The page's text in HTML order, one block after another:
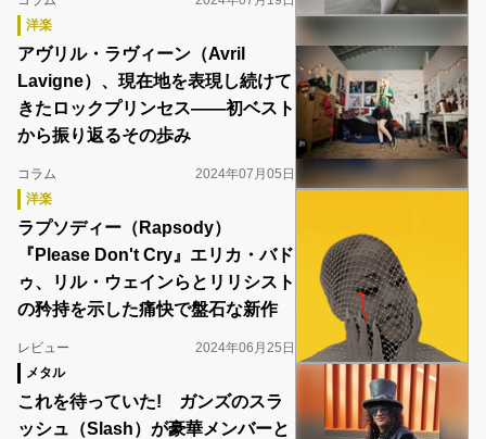
洋楽
アヴリル・ラヴィーン（Avril
Lavigne）、現在地を表現し続けて
きたロックプリンセス――初ベスト
から振り返るその歩み
コラム
2024年07月05日
洋楽
ラプソディー（Rapsody）
『Please Don't Cry』エリカ・バド
ゥ、リル・ウェインらとリリシスト
の矜持を示した痛快で盤石な新作
レビュー
2024年06月25日
メタル
これを待っていた! ガンズのスラ
ッシュ（Slash）が豪華メンバーと